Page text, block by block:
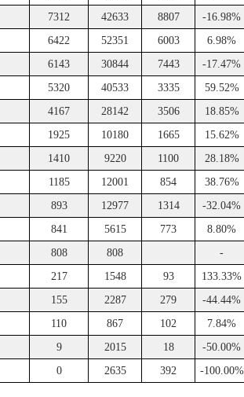
7312 42633 8807 -16.98%
6422 52351 6003 6.98%
6143 30844 7443 -17.47%
5320 40533 3335 59.52%
4167 28142 3506 18.85%
1925 10180 1665 15.62%
1410 9220 1100 28.18%
1185 12001 854 38.76%
893 12977 1314 -32.04%
841 5615 773 8.80%
808 808 -
217 1548 93 133.33%
155 2287 279 -44.44%
110 867 102 7.84%
9 2015 18 -50.00%
0 2635 392 -100.00%